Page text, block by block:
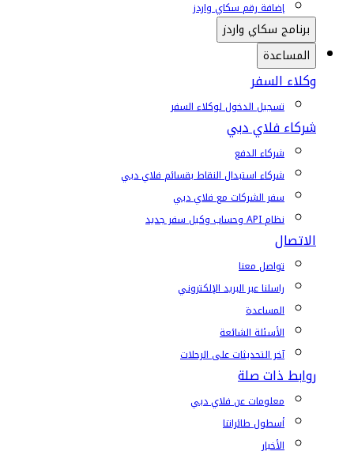
إضافة رقم سكاي واردز
برنامج سكاي واردز
المساعدة
وكلاء السفر
تسجيل الدخول لوكلاء السفر
شركاء فلاي دبي
شركاء الدفع
شركاء استبدال النقاط بقسائم فلاي دبي
سفر الشركات مع فلاي دبي
نظام API وحساب وكيل سفر جديد
الاتصال
تواصل معنا
راسلنا عبر البريد الإلكتروني
المساعدة
الأسئلة الشائعة
آخر التحديثات على الرحلات
روابط ذات صلة
معلومات عن فلاي دبي
أسطول طائراتنا
الأخبار